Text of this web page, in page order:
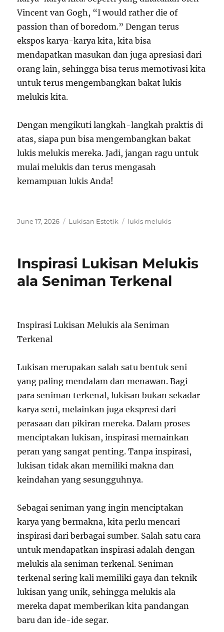
Vincent van Gogh, “I would rather die of
passion than of boredom.” Dengan terus
ekspos karya-karya kita, kita bisa
mendapatkan masukan dan juga apresiasi dari
orang lain, sehingga bisa terus memotivasi kita
untuk terus mengembangkan bakat lukis
melukis kita.
Dengan mengikuti langkah-langkah praktis di
atas, siapa pun bisa mengembangkan bakat
lukis melukis mereka. Jadi, jangan ragu untuk
mulai melukis dan terus mengasah
kemampuan lukis Anda!
Posted
June 17, 2026 Categories
Lukisan Estetik Tags
lukis melukis
Inspirasi Lukisan Melukis
ala Seniman Terkenal
Inspirasi Lukisan Melukis ala Seniman
Terkenal
Lukisan merupakan salah satu bentuk seni
yang paling mendalam dan menawan. Bagi
para seniman terkenal, lukisan bukan sekadar
karya seni, melainkan juga ekspresi dari
perasaan dan pikiran mereka. Dalam proses
menciptakan lukisan, inspirasi memainkan
peran yang sangat penting. Tanpa inspirasi,
lukisan tidak akan memiliki makna dan
keindahan yang sesungguhnya.
Sebagai seniman yang ingin menciptakan
karya yang bermakna, kita perlu mencari
inspirasi dari berbagai sumber. Salah satu cara
untuk mendapatkan inspirasi adalah dengan
melukis ala seniman terkenal. Seniman
terkenal sering kali memiliki gaya dan teknik
lukisan yang unik, sehingga melukis ala
mereka dapat memberikan kita pandangan
baru dan ide-ide segar.